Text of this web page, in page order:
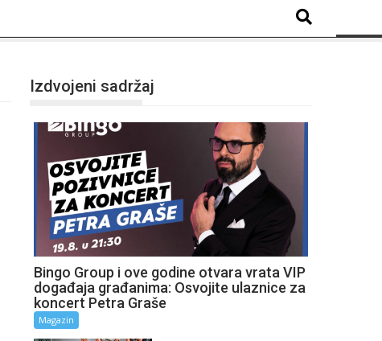
Izdvojeni sadržaj
Bingo Group i ove godine otvara vrata VIP
događaja građanima: Osvojite ulaznice za
koncert Petra Graše
Magazin